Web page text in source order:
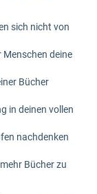
sich nicht von
deine
Bücher
in deinen vollen
nachdenken
Bücher zu